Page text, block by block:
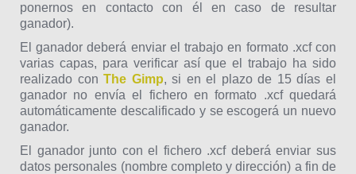
ponernos en contacto con él en caso de resultar
ganador).
El ganador deberá enviar el trabajo en formato .xcf con
varias capas, para verificar así que el trabajo ha sido
realizado conThe Gimp, si en el plazo de 15 días el
ganador no envía el fichero en formato .xcf quedará
automáticamente descalificado y se escogerá un nuevo
ganador.
El ganador junto con el fichero .xcf deberá enviar sus
datos personales (nombre completo y dirección) a fin de